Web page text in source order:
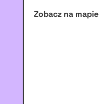
Zobacz na mapie